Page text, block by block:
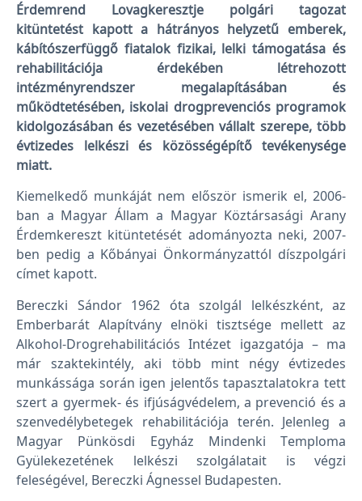
Érdemrend Lovagkeresztje polgári tagozat
kitüntetést kapott a hátrányos helyzetű emberek,
kábítószerfüggő fiatalok fizikai, lelki támogatása és
rehabilitációja érdekében létrehozott
intézményrendszer megalapításában és
működtetésében, iskolai drogprevenciós programok
kidolgozásában és vezetésében vállalt szerepe, több
évtizedes lelkészi és közösségépítő tevékenysége
miatt.
Kiemelkedő munkáját nem először ismerik el, 2006-
ban a Magyar Állam a Magyar Köztársasági Arany
Érdemkereszt kitüntetését adományozta neki, 2007-
ben pedig a Kőbányai Önkormányzattól díszpolgári
címet kapott.
Bereczki Sándor 1962 óta szolgál lelkészként, az
Emberbarát Alapítvány elnöki tisztsége mellett az
Alkohol-Drogrehabilitációs Intézet igazgatója – ma
már szaktekintély, aki több mint négy évtizedes
munkássága során igen jelentős tapasztalatokra tett
szert a gyermek- és ifjúságvédelem, a prevenció és a
szenvedélybetegek rehabilitációja terén. Jelenleg a
Magyar Pünkösdi Egyház Mindenki Temploma
Gyülekezetének lelkészi szolgálatait is végzi
feleségével, Bereczki Ágnessel Budapesten.